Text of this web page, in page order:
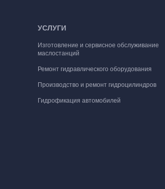
УСЛУГИ
Изготовление и сервисное обслуживание
маслостанций
Ремонт гидравлического оборудования
Производство и ремонт гидроцилиндров
Гидрофикация автомобилей